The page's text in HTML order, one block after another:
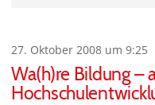
27. Oktober 2008 um 9:25
Wa(h)re Bildung –